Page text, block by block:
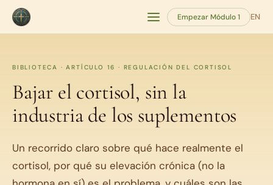
Empezar Módulo 1 EN
BIBLIOTECA · ARTÍCULO 16 · REGULACIÓN DEL CORTISOL
Bajar el cortisol, sin la
industria de los suplementos
Un recorrido claro sobre qué hace realmente el
cortisol, por qué su elevación crónica (no la